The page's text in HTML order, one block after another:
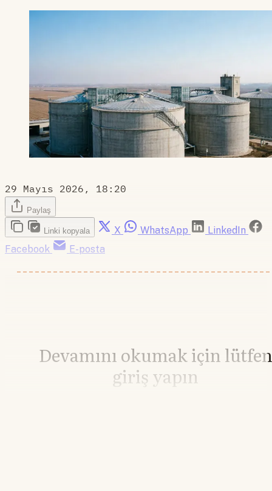
29 Mayıs 2026, 18:20
Paylaş
Linki kopyala X WhatsApp
LinkedIn
Facebook
E-posta
Devamını okumak için lütfen
giriş yapın